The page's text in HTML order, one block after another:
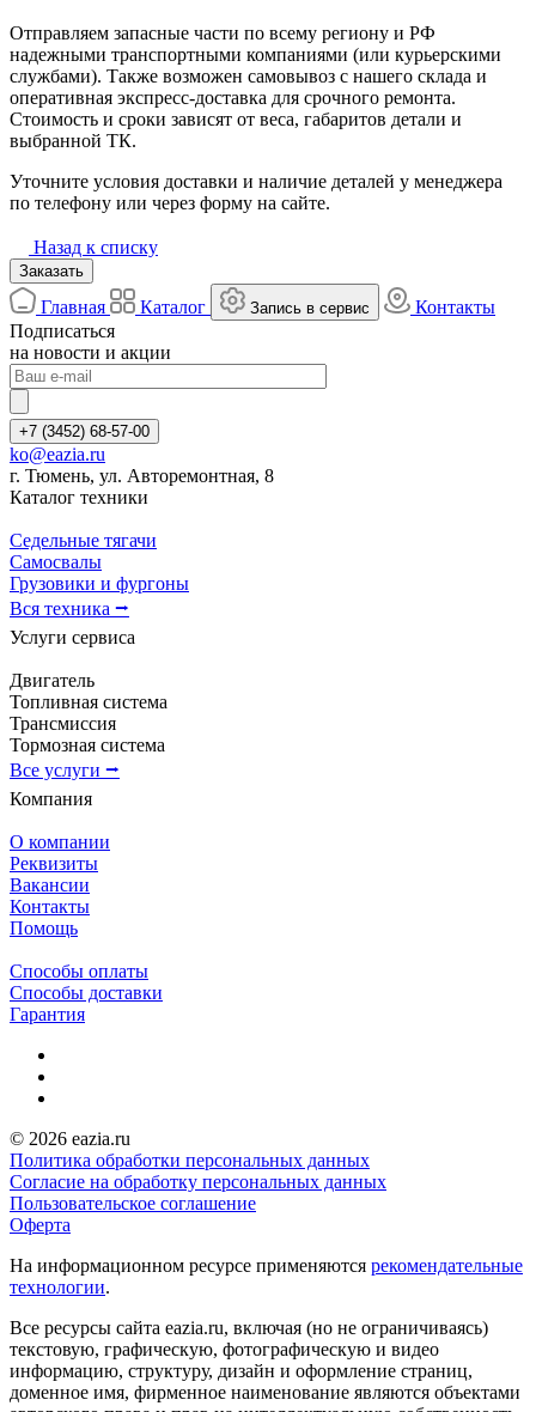
Отправляем запасные части по всему региону и РФ
надежными транспортными компаниями (или курьерскими
службами). Также возможен самовывоз с нашего склада и
оперативная экспресс-доставка для срочного ремонта.
Стоимость и сроки зависят от веса, габаритов детали и
выбранной ТК.
Уточните условия доставки и наличие деталей у менеджера
по телефону или через форму на сайте.
Назад к списку
Заказать
Главная Каталог Запись в сервис
Контакты
Подписаться
на новости и акции
+7 (3452) 68-57-00
ko@eazia.ru
г. Тюмень, ул. Авторемонтная, 8
Каталог техники
Седельные тягачи
Самосвалы
Грузовики и фургоны
Вся техника ⭢
Услуги сервиса
Двигатель
Топливная система
Трансмиссия
Тормозная система
Все услуги ⭢
Компания
О компании
Реквизиты
Вакансии
Контакты
Помощь
Способы оплаты
Способы доставки
Гарантия
© 2026 eazia.ru
Политика обработки персональных данных
Согласие на обработку персональных данных
Пользовательское соглашение
Оферта
На информационном ресурсе применяются рекомендательные
технологии.
Все ресурсы сайта eazia.ru, включая (но не ограничиваясь)
текстовую, графическую, фотографическую и видео
информацию, структуру, дизайн и оформление страниц,
доменное имя, фирменное наименование являются объектами